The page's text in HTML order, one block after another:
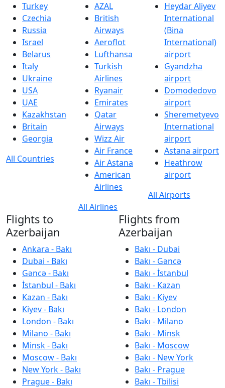
Turkey
Czechia
Russia
Israel
Belarus
Italy
Ukraine
USA
UAE
Kazakhstan
Britain
Georgia
All Countries
AZAL
British
Airways
Aeroflot
Lufthansa
Turkish
Airlines
Ryanair
Emirates
Qatar
Airways
Wizz Air
Air France
Air Astana
American
Airlines
All Airlines
Heydar Aliyev
International
(Bina
International)
airport
Gyandzha
airport
Domodedovo
airport
Sheremetyevo
International
airport
Astana airport
Heathrow
airport
All Airports
Flights to
Azerbaijan
Ankara - Bakı
Dubai - Bakı
Gəncə - Bakı
İstanbul - Bakı
Kazan - Bakı
Kiyev - Bakı
London - Bakı
Milano - Bakı
Minsk - Bakı
Moscow - Bakı
New York - Bakı
Prague - Bakı
Flights from
Azerbaijan
Bakı - Dubai
Bakı - Gəncə
Bakı - İstanbul
Bakı - Kazan
Bakı - Kiyev
Bakı - London
Bakı - Milano
Bakı - Minsk
Bakı - Moscow
Bakı - New York
Bakı - Prague
Bakı - Tbilisi